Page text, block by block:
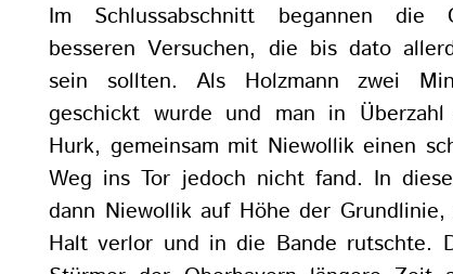
Im Schlussabschnitt begannen die
besseren Versuchen, die bis dato
sein sollten. Als Holzmann zwei
geschickt wurde und man in
Hurk, gemeinsam mit Niewollik einen
Weg ins Tor jedoch nicht fand. In
dann Niewollik auf Höhe der
Halt verlor und in die Bande rutschte.